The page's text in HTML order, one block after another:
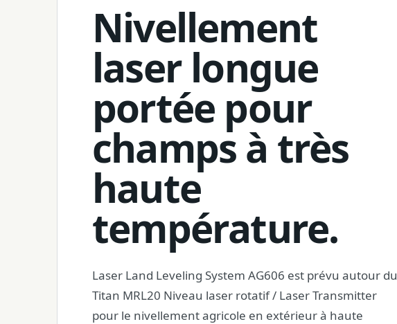
Nivellement
laser longue
portée pour
champs à très
haute
température.
Laser Land Leveling System AG606 est prévu autour du
Titan MRL20 Niveau laser rotatif / Laser Transmitter
pour le nivellement agricole en extérieur à haute